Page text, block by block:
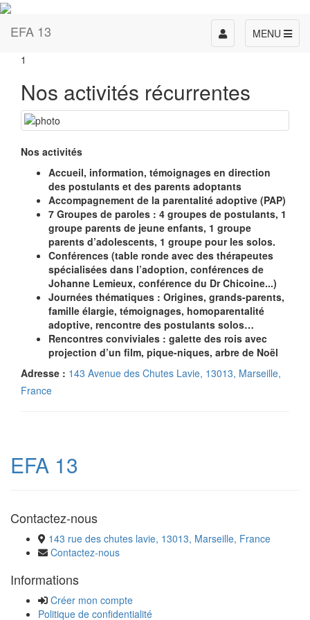
EFA 13 MENU
Toggle
navigation
1
Nos activités récurrentes
Nos activités
Accueil, information, témoignages en direction
des postulants et des parents adoptants
Accompagnement de la parentalité adoptive (PAP)
7 Groupes de paroles : 4 groupes de postulants, 1
groupe parents de jeune enfants, 1 groupe
parents d’adolescents, 1 groupe pour les solos.
Conférences (table ronde avec des thérapeutes
spécialisées dans l’adoption, conférences de
Johanne Lemieux, conférence du Dr Chicoine...)
Journées thématiques : Origines, grands-parents,
famille élargie, témoignages, homoparentalité
adoptive, rencontre des postulants solos…
Rencontres conviviales : galette des rois avec
projection d’un film, pique-niques, arbre de Noël
Adresse : 143 Avenue des Chutes Lavie, 13013, Marseille,
France
EFA 13
Contactez-nous
143 rue des chutes lavie, 13013, Marseille, France
Contactez-nous
Informations
Créer mon compte
Politique de confidentialité